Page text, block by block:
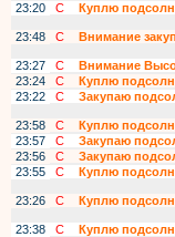
23:20
С
Куплю
23:48
С
Внимание
23:27
С
Внимание
23:24
С
Куплю
23:22
С
Закупаю
23:58
С
Куплю
23:57
С
Закупаю
23:56
С
Закупаю
23:55
С
Куплю
23:26
С
Куплю
23:38
С
Куплю